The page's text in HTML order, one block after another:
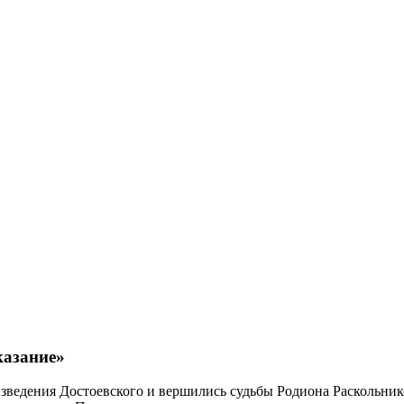
Достоевского и вершились судьбы Родиона